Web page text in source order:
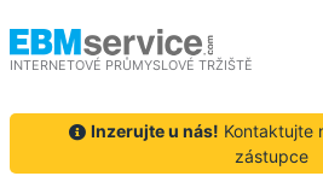
INTERNETOVÉ PRŮMYSLOVÉ TRŽIŠTĚ
Inzerujte u nás! Kontaktujte
zástupce